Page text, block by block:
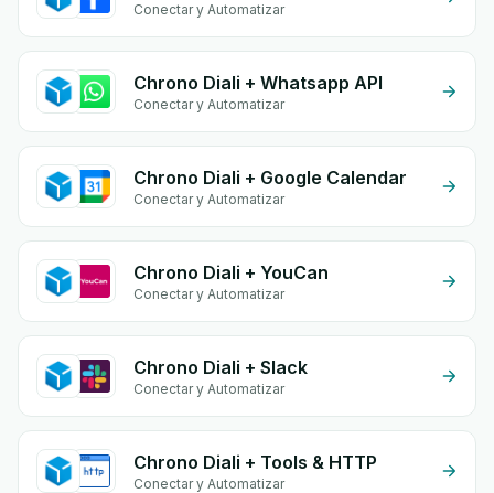
Conectar y Automatizar
Chrono Diali + Whatsapp API
Conectar y Automatizar
Chrono Diali + Google Calendar
Conectar y Automatizar
Chrono Diali + YouCan
Conectar y Automatizar
Chrono Diali + Slack
Conectar y Automatizar
Chrono Diali + Tools & HTTP
Conectar y Automatizar